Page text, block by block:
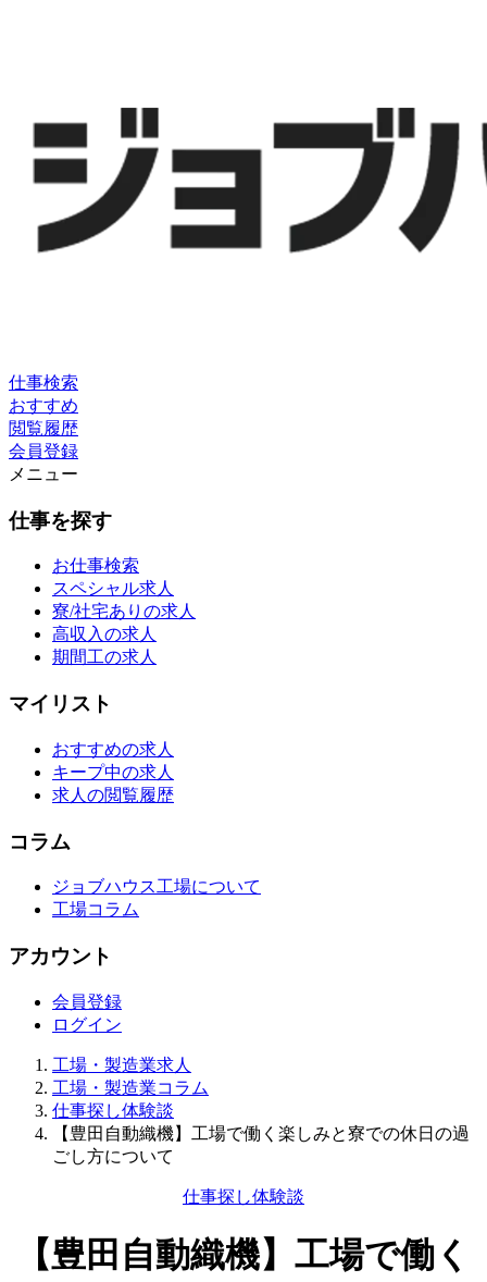
仕事検索
おすすめ
閲覧履歴
会員登録
メニュー
仕事を探す
お仕事検索
スペシャル求人
寮/社宅ありの求人
高収入の求人
期間工の求人
マイリスト
おすすめの求人
キープ中の求人
求人の閲覧履歴
コラム
ジョブハウス工場について
工場コラム
アカウント
会員登録
ログイン
工場・製造業求人
工場・製造業コラム
仕事探し体験談
【豊田自動織機】工場で働く楽しみと寮での休日の過
ごし方について
仕事探し体験談
【豊田自動織機】工場で働く